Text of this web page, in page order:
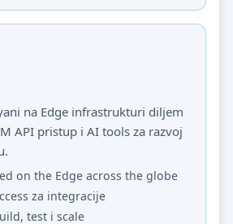
na Edge infrastrukturi diljem
API pristup i AI tools za razvoj
on the Edge across the globe
za integracije
test i scale